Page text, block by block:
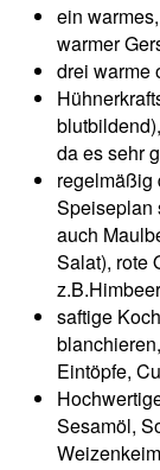
ein
warmer
drei warme
da es sehr
regelmäßig
Speiseplan
auch
Salat), rote
saftige
Eintöpfe,
Sesamöl,